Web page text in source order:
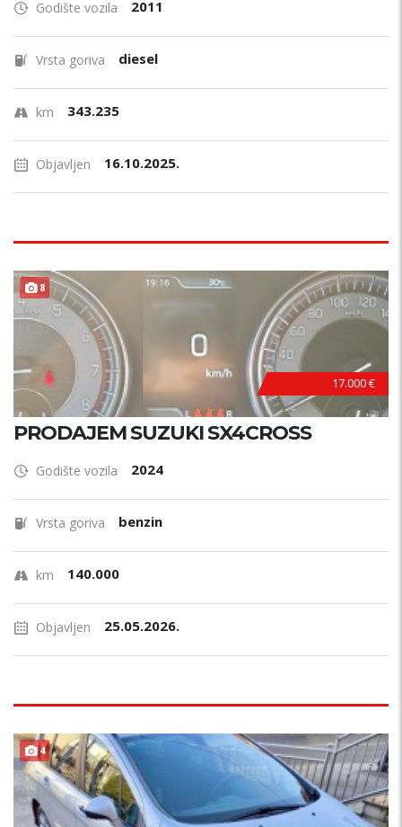
Godište vozila 2011
Vrsta goriva diesel
km 343.235
Objavljen 16.10.2025.
8
17.000 €
PRODAJEM SUZUKI SX4CROSS
Godište vozila 2024
Vrsta goriva benzin
km 140.000
Objavljen 25.05.2026.
4